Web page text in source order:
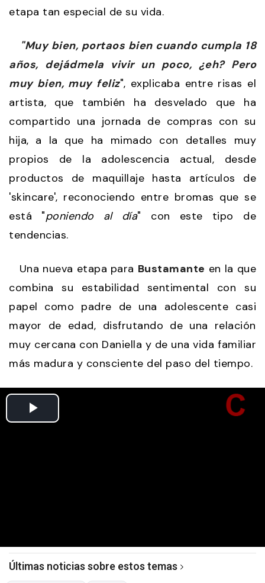
etapa tan especial de su vida.
"Muy bien, portaos bien cuando cumpla 18
años, dejádmela vivir un poco, ¿eh? Pero
muy bien, muy feliz", explicaba entre risas el
artista, que también ha desvelado que ha
compartido una jornada de compras con su
hija, a la que ha mimado con detalles muy
propios de la adolescencia actual, desde
productos de maquillaje hasta artículos de
'skincare', reconociendo entre bromas que se
está "poniendo al día" con este tipo de
tendencias.
Una nueva etapa para Bustamante en la que
combina su estabilidad sentimental con su
papel como padre de una adolescente casi
mayor de edad, disfrutando de una relación
muy cercana con Daniella y de una vida familiar
más madura y consciente del paso del tiempo.
Últimas noticias sobre estos temas